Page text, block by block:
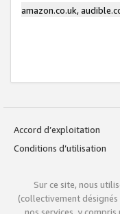
amazon.co.uk,
Accord d’exploitation
Conditions d’utilisation
Sur ce site, nous
(collectivement
nos services, y